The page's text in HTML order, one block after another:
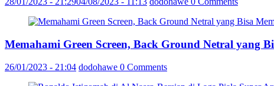
Memahami Green Screen, Back Ground Netral yang
26/01/2023 - 21:04 dodohawe 0 Comments